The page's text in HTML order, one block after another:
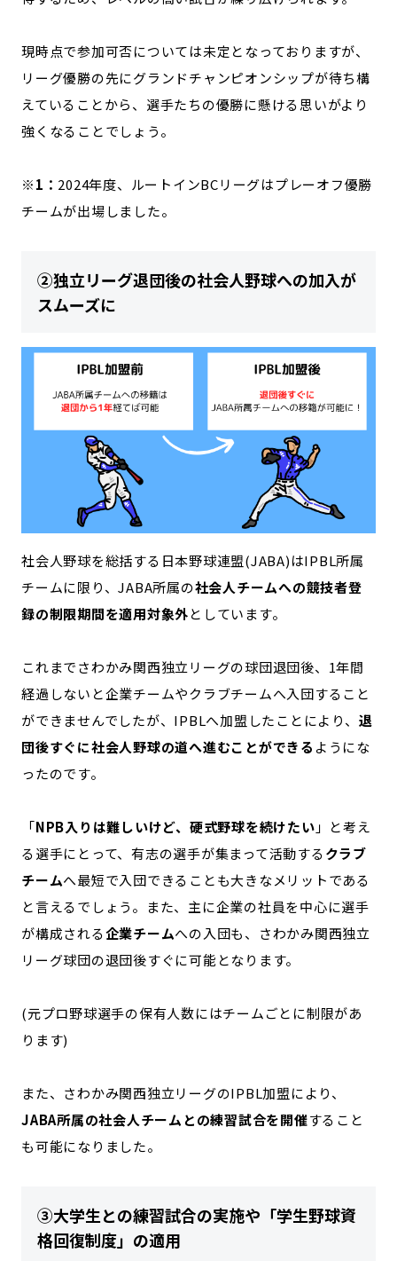
現時点で参加可否については未定となっておりますが、
リーグ優勝の先にグランドチャンピオンシップが待ち構
えていることから、選手たちの優勝に懸ける思いがより
強くなることでしょう。
※1： 2024年度、ルートインBCリーグはプレーオフ優勝
チームが出場しました。
②独立リーグ退団後の社会人野球への加入が
スムーズに
社会人野球を総括する日本野球連盟(JABA)はIPBL所属
チームに限り、JABA所属の社会人チームへの競技者登
録の制限期間を適用対象外としています。
これまでさわかみ関西独立リーグの球団退団後、1年間
経過しないと企業チームやクラブチームへ入団すること
ができませんでしたが、IPBLへ加盟したことにより、 退
団後すぐに社会人野球の道へ進むことができる ようにな
ったのです。
「NPB入りは難しいけど、硬式野球を続けたい 」と考え
る選手にとって、有志の選手が集まって活動するクラブ
チームへ最短で入団できることも大きなメリットである
と言えるでしょう。また、主に企業の社員を中心に選手
が構成される企業チームへの入団も、さわかみ関西独立
リーグ球団の退団後すぐに可能となります。
(元プロ野球選手の保有人数にはチームごとに制限があ
ります)
また、さわかみ関西独立リーグのIPBL加盟により、
JABA所属の社会人チームとの練習試合を開催すること
も可能になりました。
③大学生との練習試合の実施や「学生野球資
格回復制度」の適用